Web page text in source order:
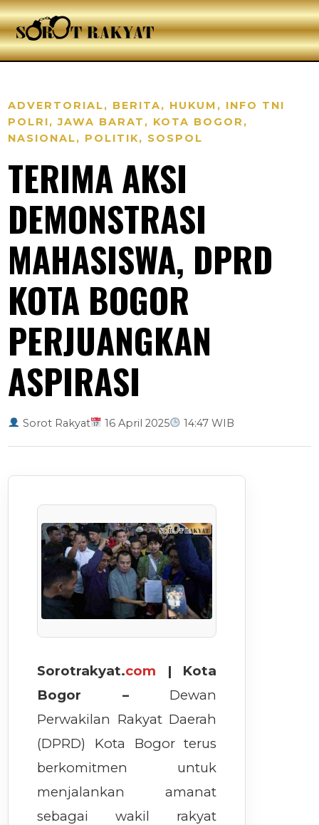
ADVERTORIAL, BERITA, HUKUM , INFO TNI
POLRI,JAWA BARAT , KOTA BOGOR ,
NASIONAL, POLITIK, SOSPOL
TERIMA AKSI
DEMONSTRASI
MAHASISWA, DPRD
KOTA BOGOR
PERJUANGKAN
ASPIRASI
Sorot Rakyat 16 April 2025 14:47 WIB
Sorotrakyat.com | Kota
Bogor – Dewan
Perwakilan Rakyat Daerah
(DPRD) Kota Bogor terus
berkomitmen untuk
menjalankan amanat
sebagai wakil rakyat